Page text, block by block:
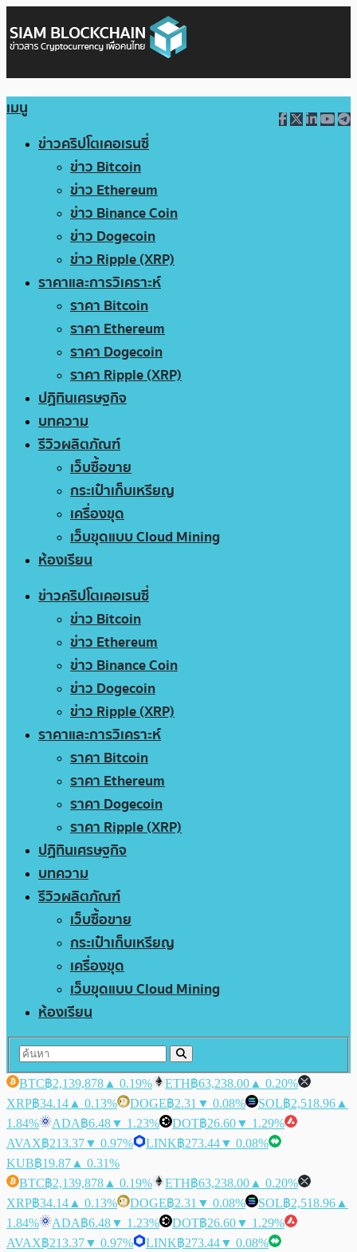
เมนู
ข่าวคริปโตเคอเรนซี่
ข่าว Bitcoin
ข่าว Ethereum
ข่าว Binance Coin
ข่าว Dogecoin
ข่าว Ripple (XRP)
ราคาและการวิเคราะห์
ราคา Bitcoin
ราคา Ethereum
ราคา Dogecoin
ราคา Ripple (XRP)
ปฏิทินเศรษฐกิจ
บทความ
รีวิวผลิตภัณฑ์
เว็บซื้อขาย
กระเป๋าเก็บเหรียญ
เครื่องขุด
เว็บขุดแบบ Cloud Mining
ห้องเรียน
ข่าวคริปโตเคอเรนซี่
ข่าว Bitcoin
ข่าว Ethereum
ข่าว Binance Coin
ข่าว Dogecoin
ข่าว Ripple (XRP)
ราคาและการวิเคราะห์
ราคา Bitcoin
ราคา Ethereum
ราคา Dogecoin
ราคา Ripple (XRP)
ปฏิทินเศรษฐกิจ
บทความ
รีวิวผลิตภัณฑ์
เว็บซื้อขาย
กระเป๋าเก็บเหรียญ
เครื่องขุด
เว็บขุดแบบ Cloud Mining
ห้องเรียน
BTC฿2,139,878 ▲ 0.19% ETH฿63,238.00 ▲ 0.20%
XRP฿34.14 ▲ 0.13% DOGE฿2.31 ▼ 0.08% SOL฿2,518.96 ▲
1.84%
ADA฿6.48▼ 1.23% DOT฿26.60▼ 1.29%
AVAX฿213.37▼ 0.97% LINK฿273.44▼ 0.08%
KUB฿19.87 ▲ 0.31%
BTC฿2,139,878 ▲ 0.19% ETH฿63,238.00 ▲ 0.20%
XRP฿34.14 ▲ 0.13% DOGE฿2.31 ▼ 0.08% SOL฿2,518.96 ▲
1.84%
ADA฿6.48▼ 1.23% DOT฿26.60▼ 1.29%
AVAX฿213.37▼ 0.97% LINK฿273.44▼ 0.08%